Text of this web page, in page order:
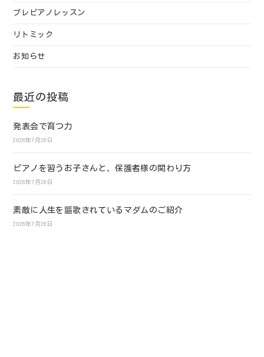
プレピアノレッスン
リトミック
お知らせ
最近の投稿
発表会で育つ力
2026年7月26日
ピアノを習うお子さんと、保護者様の関わり方
2026年7月26日
素敵に人生を謳歌されているマダムのご紹介
2026年7月26日